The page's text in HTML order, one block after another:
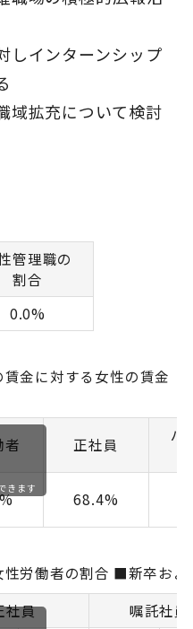
しインターンシップ
域拡充について検討
管理職の
割合
0.0%
金に対する女性の賃金
者 正社員
パ
68.4%
きます
労働者の割合 ■新卒およ
社員
嘱託社員